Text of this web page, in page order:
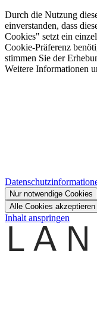
Durch die Nutzung
einverstanden, dass
Cookies" setzt ein
Cookie-Präferenz
stimmen Sie der
Weitere Informationen
Nur notwendige Cookies
Alle Cookies akzeptieren
Inhalt anspringen